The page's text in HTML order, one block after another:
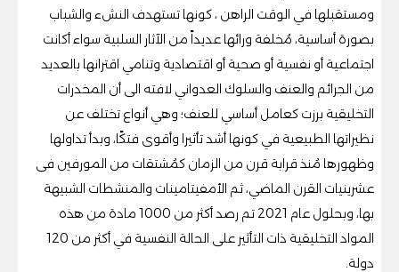
ومستقبلها في الوقت الراهن ، كونها تستهدف النشء والشباب
بصورة أساسية، مُخلفة ورائها عديداً من الآثار السلبية سواء أكانت
اجتماعية أو نفسية أو صحية أو اقتصادية وتنامي اقترانها بالعديد
من الجرائم والعنف والسلوك العدواني لافته الى أن المخدرات
التخليقية برزت كعامل أساسي للعنف؛ وهي أنواع تختلف عن
نظيراتها الطبيعية في كونها أشد تأثيرا وأقوى فتكًا، وبدأ تداولها
وظهورها مُنذ قرابة قرن من الزمان كمُشتقات من المورفين فى
عشرينيات القرن الماضي، ثم الأمفيتامينات والمنشطات الشبيهة
بها، وبحلول عام 2021 تم رصد أكثر من 1000 مادة من هذه
المواد التخليقية ذات التأثير على الحالة النفسية في أكثر من 120
دولة.